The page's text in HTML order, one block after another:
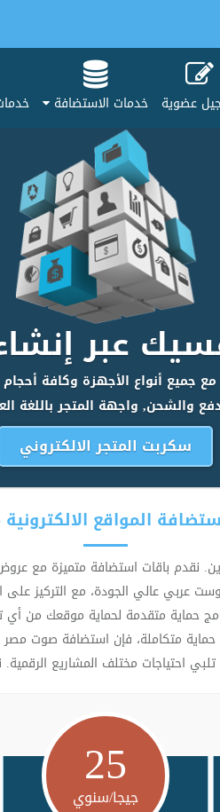
عضوية خدمات الاستضافة
عبر
جميع أنواع الأجهزة وكافة
والشحن, واجهة المتجر باللغة
سكربت المتجر الالكتروني
المواقع الالكترونية
باقات استضافة متميزة مع عروض
عالي الجودة، مع التركيز على
متكاملة، فإن استضافة صوت
نقدم حاليًا 5 باقات رئيسية تناسب مختلف احتياجات
25
جيجا/سنوي